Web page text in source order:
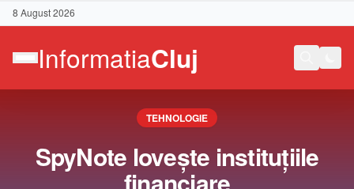
8 August 2026
TEHNOLOGIE
SpyNote lovește instituțiile